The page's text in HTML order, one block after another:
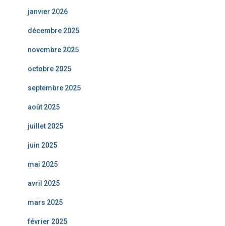
janvier 2026
décembre 2025
novembre 2025
octobre 2025
septembre 2025
août 2025
juillet 2025
juin 2025
mai 2025
avril 2025
mars 2025
février 2025